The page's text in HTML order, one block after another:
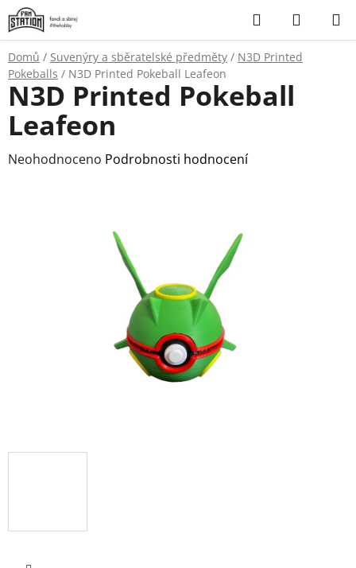
Přejít
na
obsah
Hledat
KOŠÍK
Domů / Suvenýry a sběratelské předměty / N3D Printed
Pokeballs / N3D Printed Pokeball Leafeon
N3D Printed Pokeball
Leafeon
Průměrné
Neohodnoceno Podrobnosti hodnocení